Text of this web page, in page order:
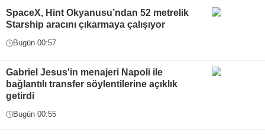
SpaceX, Hint Okyanusu’ndan 52 metrelik
Starship aracını çıkarmaya çalışıyor
Bugün 00:57
Gabriel Jesus'in menajeri Napoli ile
bağlantılı transfer söylentilerine açıklık
getirdi
Bugün 00:55